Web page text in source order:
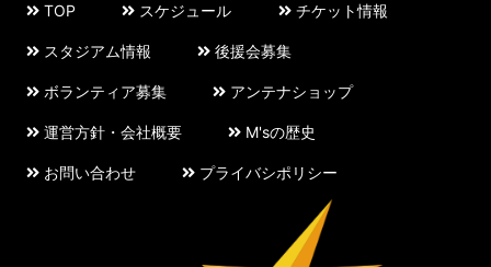
TOP スケジュール チケット情報
スタジアム情報 後援会募集
ボランティア募集 アンテナショップ
運営方針・会社概要 M'sの歴史
お問い合わせ プライバシポリシー